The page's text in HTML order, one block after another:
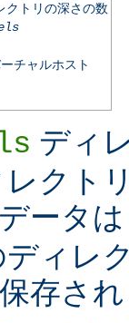
クトリの深さの数
チャルホスト
ディ
クト
ータ
ィレ
存さ